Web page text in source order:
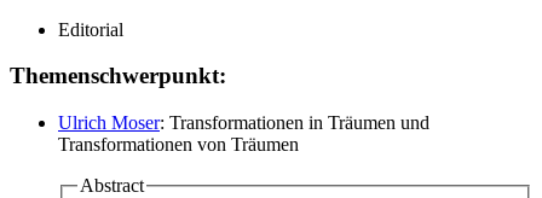
Editorial
Themenschwerpunkt:
Ulrich Moser: Transformationen in Träumen und
Transformationen von Träumen
Abstract